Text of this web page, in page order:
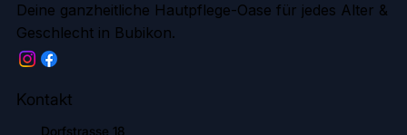
Deine ganzheitliche Hautpflege-Oase für jedes Alter &
Geschlecht in Bubikon.
Kontakt
Dorfstrasse 18